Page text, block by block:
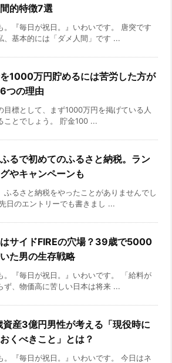
的特徴7選
。『毎日が祝日。』いわいです。 唐突です
、基本的には「ダメ人間」です ...
1000万円貯めるには苦労した方が
つの理由
目標として、まず1000万円を掲げている人
ことでしょう。 貯金100 ...
るで初めてのふるさと納税。ラン
やキャンペーンも
ふるさと納税をやったことがありませんでし
日のエントリーでも書きまし ...
サイドFIREの穴場？39歳で5000
た男の生存戦略
。『毎日が祝日。』いわいです。 「給料が
ず、物価高に苦しい日本は将来 ...
産3億円男性が考える「現役時に
くべきこと」とは？
。『毎日が祝日。』いわいです。 今日はネ